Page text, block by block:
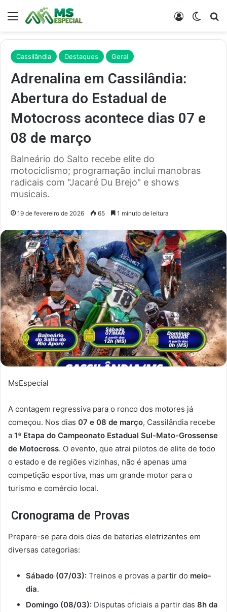
Menu Entrar
Cassilândia Destaques Geral
Adrenalina em Cassilândia:
Abertura do Estadual de
Motocross acontece dias 07 e
08 de março
Balneário do Salto recebe elite do
motociclismo; programação inclui manobras
radicais com "Jacaré Du Brejo" e shows
musicais.
19 de fevereiro de 2026 65 1 minuto de leitura
MsEspecial
A contagem regressiva para o ronco dos motores já
começou. Nos dias 07 e 08 de março, Cassilândia recebe
a 1ª Etapa do Campeonato Estadual Sul-Mato-Grossense
de Motocross. O evento, que atrai pilotos de elite de todo
o estado e de regiões vizinhas, não é apenas uma
competição esportiva, mas um grande motor para o
turismo e comércio local.
Cronograma de Provas
Prepare-se para dois dias de baterias eletrizantes em
diversas categorias:
Sábado (07/03): Treinos e provas a partir do meio-
dia.
Domingo (08/03): Disputas oficiais a partir das 8h da